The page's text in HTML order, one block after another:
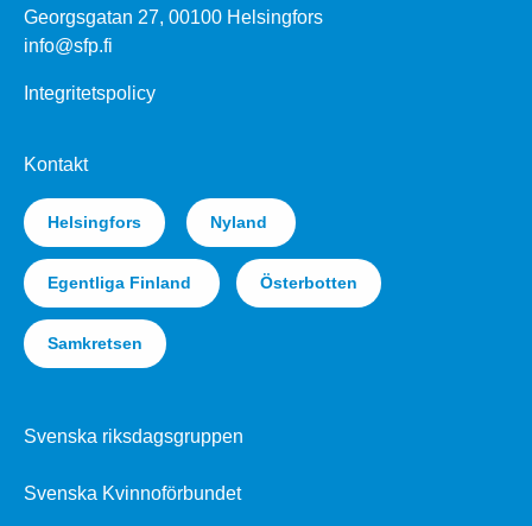
Georgsgatan 27, 00100 Helsingfors
info@sfp.fi
Integritetspolicy
Kontakt
Helsingfors Nyland
Egentliga Finland Österbotten
Samkretsen
Svenska riksdagsgruppen
Svenska Kvinnoförbundet